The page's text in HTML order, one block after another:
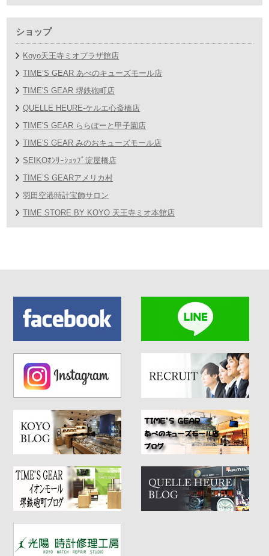
ショップ
Koyo天王寺ミオプラザ館店
TIME’S GEAR あべのキューズモール店
TIME'S GEAR 堺鉄砲町店
QUELLE HEURE-ケルエ心斎橋店
TIME'S GEAR ららぽーと甲子園店
TIME'S GEAR みのおキューズモール店
SEIKOｵﾝﾘｰｼｮｯﾌﾟ淀屋橋店
TIME’S GEARアメリカ村
羽田空港時計宝飾サロン
TIME STORE BY KOYO 天王寺ミオ本館店